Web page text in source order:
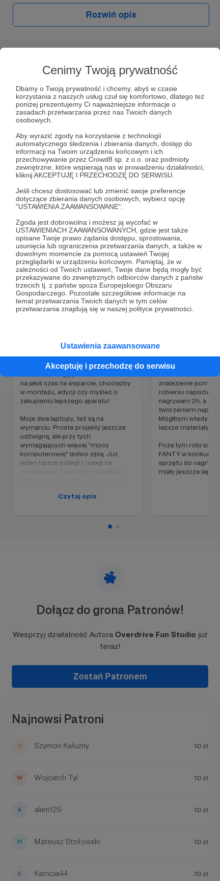
Cenimy Twoją prywatność
Dbamy o Twoją prywatność i chcemy, abyś w czasie
korzystania z naszych usług czuł się komfortowo, dlatego też
poniżej prezentujemy Ci najważniejsze informacje o
zasadach przetwarzania przez nas Twoich danych
osobowych.
Aby wyrazić zgody na korzystanie z technologii
automatycznego śledzenia i zbierania danych, dostęp do
informacji na Twoim urządzeniu końcowym i ich
przechowywanie przez Crowd8 sp. z o.o. oraz podmioty
zewnętrzne, które wspierają nas w prowadzeniu działalności,
kliknij AKCEPTUJĘ I PRZECHODZĘ DO SERWISU.
Jeśli chcesz dostosować lub zmienić swoje preferencje
dotyczące zbierania danych osobowych, wybierz opcję
"USTAWIENIA ZAAWANSOWANE".
Zgoda jest dobrowolna i możesz ją wycofać w
USTAWIENIACH ZAAWANSOWANYCH, gdzie jest także
opisane Twoje prawo żądania dostępu, sprostowania,
usunięcia lub ograniczenia przetwarzania danych, a także w
dowolnym momencie za pomocą ustawień Twojej
przeglądarki w urządzeniu końcowym. Pamiętaj, że w
zależności od Twoich ustawień, Twoje dane będą mogły być
przekazywane do zewnętrznych odbiorców danych z państw
trzecich tj. z państw spoza Europejskiego Obszaru
Gospodarczego. Pozostałe szczegółowe informacje na
temat przetwarzania Twoich danych w tym celów
przetwarzania znajdują się w naszej polityce prywatności.
Ustawienia zaawansowane
Akceptuję i przechodzę do serwisu
W tym miejscu powinna być zewnętrzna
treść
Aby zobaczyć treść musisz zmienić ustawienia
polityki prywatności
Z uwagi na przewlekłą chorobę, byłem
zmuszony ograniczyć grę na perkusji i przez
to ponownie zainteresowałem się gitarami.
W tym miejscu powinna być zewnętrzna
treść
Aby zobaczyć treść musisz zmienić ustawienia
polityki prywatności
To jedyny kanał muzyczny w Polsce, na
którym oprócz recenzji gitar znajdziemy moją
filmy z twórczością muzyczną, poradniki,
treść
Aby zobaczyć treść musisz zmienić ustawienia
polityki prywatności
W tym miejscu powinna być zewnętrzna
Rozwiń opis
Audio.
Pobierz aplikację na swój telefon lub słuchaj w
przeglądarce.
Słuchaj
Cele
Jest mega fajnie!
1 000 zł
miesięcznie
390 zł
brakuje
61%
wartość nagród wzrośnie! Poza tym
zwiększają się moje możliwości na
zdobywanie sprzętu do nagrywania
na jakiś czas na wsparcie, chociażby
w montażu, edycji czy myśleć o
zakupieniu lepszego aparatu!
Moje dwa laptopy, też są na
wymarciu. Proste projekty jeszcze
udźwigną, ale przy tych
wymagających więcej "mocy
komputerowej" ledwo zipią. Już
jeden laptop poległ z uwagi na
Czytaj opis
Lżej
2 000 zł
miesięcznie
prowadzenie OFS,
odpuścić inne
pieniędzy" i więcej
kanałowi. Kwota
znalezienie
robieniu napisów.
nagrywam 2h, a
tworzeniem
Mógłbym wtedy,
lepsze materiały.
Poza tym robi się
FANTY w
sprzętu do
miały jeszcze
Dołącz do grona Patronów!
Wesprzyj działalność Autora Overdrive Fun Studio już
teraz!
Zostań Patronem
Najnowsi Patroni
Szymon Kałużny 10 zł
Wojciech Tyl 10 zł
alien125 10 zł
Mateusz Stołowski 10 zł
Kamcia44 10 zł